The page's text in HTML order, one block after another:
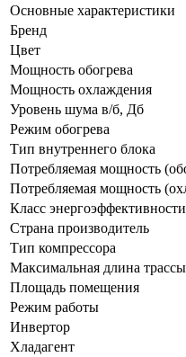
Основные характеристики
Бренд
Цвет
Мощность обогрева
Мощность охлаждения
Уровень шума в/б, Дб
Режим обогрева
Тип внутреннего блока
Потребляемая мощность
Потребляемая мощность
Класс энергоэффективности
Страна производитель
Тип компрессора
Максимальная длина трассы
Площадь помещения
Режим работы
Инвертор
Хладагент